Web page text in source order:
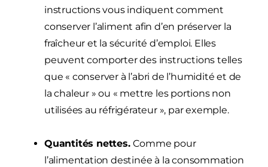
instructions vous indiquent comment
conserver l’aliment afin d’en préserver la
fraîcheur et la sécurité d’emploi. Elles
peuvent comporter des instructions telles
que « conserver à l’abri de l’humidité et de
la chaleur » ou « mettre les portions non
utilisées au réfrigérateur », par exemple.
Quantités nettes. Comme pour
l’alimentation destinée à la consommation